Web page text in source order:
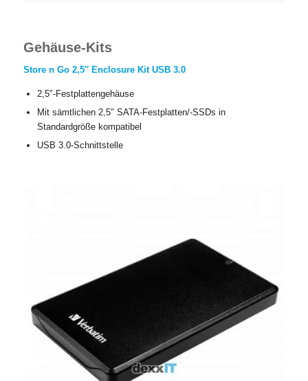
Gehäuse-Kits
Store n Go 2,5″ Enclosure Kit USB 3.0
2,5″-Festplattengehäuse
Mit sämtlichen 2,5″ SATA-Festplatten/-SSDs in
Standardgröße kompatibel
USB 3.0-Schnittstelle